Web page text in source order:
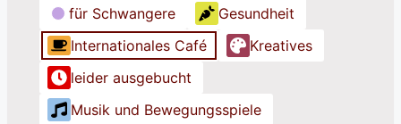
e
T
i
t
e
e
T
i
t
e
e
T
e
für Schwangere
Gesundheit
Internationales Café
Kreatives
leider ausgebucht
Musik und Bewegungsspiele